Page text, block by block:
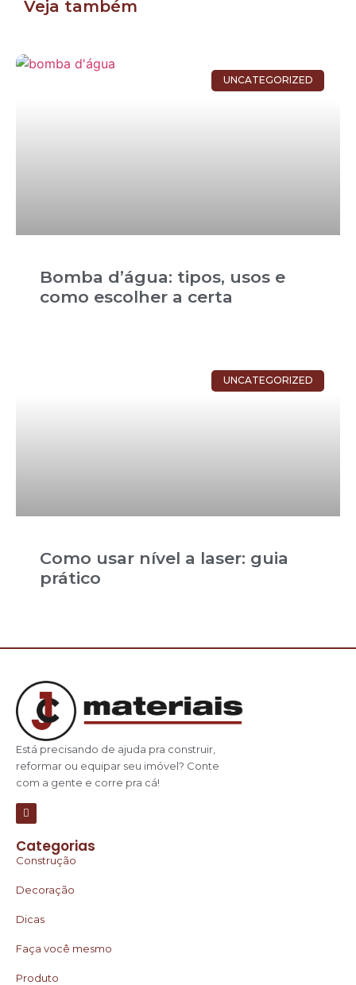
Veja também
UNCATEGORIZED
Bomba d’água: tipos, usos e
como escolher a certa
UNCATEGORIZED
Como usar nível a laser: guia
prático
Está precisando de ajuda pra construir,
reformar ou equipar seu imóvel? Conte
com a gente e corre pra cá!
Categorias
Construção
Decoração
Dicas
Faça você mesmo
Produto